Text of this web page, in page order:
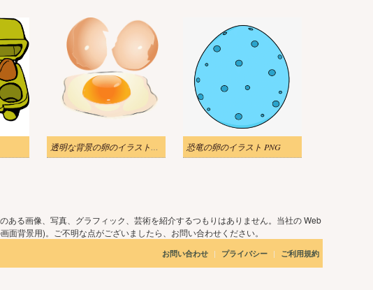
透明な背景の卵のイラストをダウンロード 恐竜の卵のイラスト PNG
る画像、写真、グラフィック、芸術を紹介するつもりはありません。当社の Web
背景用)。ご不明な点がございましたら、お問い合わせください。
お問い合わせ | プライバシー | ご利用規約